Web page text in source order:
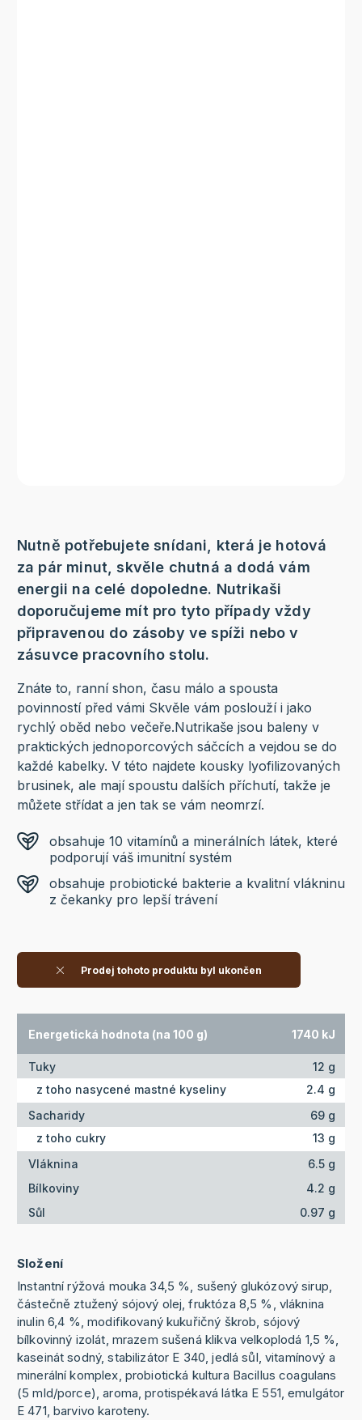
Nutně potřebujete snídani, která je hotová
za pár minut, skvěle chutná a dodá vám
energii na celé dopoledne. Nutrikaši
doporučujeme mít pro tyto případy vždy
připravenou do zásoby ve spíži nebo v
zásuvce pracovního stolu.
Znáte to, ranní shon, času málo a spousta
povinností před vámi Skvěle vám poslouží i jako
rychlý oběd nebo večeře.Nutrikaše jsou baleny v
praktických jednoporcových sáčcích a vejdou se do
každé kabelky. V této najdete kousky lyofilizovaných
brusinek, ale mají spoustu dalších příchutí, takže je
můžete střídat a jen tak se vám neomrzí.
obsahuje 10 vitamínů a minerálních látek, které
podporují váš imunitní systém
obsahuje probiotické bakterie a kvalitní vlákninu
z čekanky pro lepší trávení
Prodej tohoto produktu byl ukončen
Energetická hodnota (na 100 g) 1740 kJ
Tuky
12 g
z toho nasycené mastné kyseliny
2.4 g
Sacharidy
69 g
z toho cukry
13 g
Vláknina
6.5 g
Bílkoviny
4.2 g
Sůl
0.97 g
Složení
Instantní rýžová mouka 34,5 %, sušený glukózový sirup,
částečně ztužený sójový olej, fruktóza 8,5 %, vláknina
inulin 6,4 %, modifikovaný kukuřičný škrob, sójový
bílkovinný izolát, mrazem sušená klikva velkoplodá 1,5 %,
kaseinát sodný, stabilizátor E 340, jedlá sůl, vitamínový a
minerální komplex, probiotická kultura Bacillus coagulans
(5 mld/porce), aroma, protispékavá látka E 551, emulgátor
E 471, barvivo karoteny.